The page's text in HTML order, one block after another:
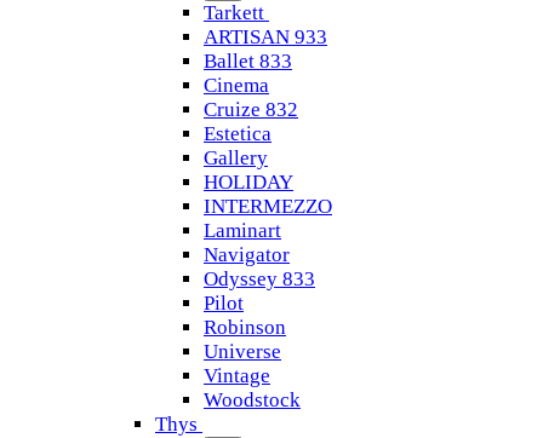
Tarkett
ARTISAN 933
Ballet 833
Cinema
Cruize 832
Estetica
Gallery
HOLIDAY
INTERMEZZO
Laminart
Navigator
Odyssey 833
Pilot
Robinson
Universe
Vintage
Woodstock
Thys